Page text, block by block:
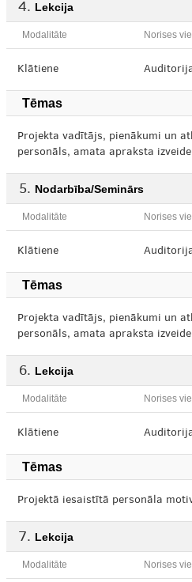
Lekcija
Modalitāte Norises
Klātiene
Tēmas
Projekta vadītājs, pienākumi un
personāls, amata apraksta
Nodarbība/Seminārs
Modalitāte Norises
Klātiene
Tēmas
Projekta vadītājs, pienākumi un
personāls, amata apraksta
Lekcija
Modalitāte Norises
Klātiene
Tēmas
Projektā iesaistītā personāla
Lekcija
Modalitāte Norises